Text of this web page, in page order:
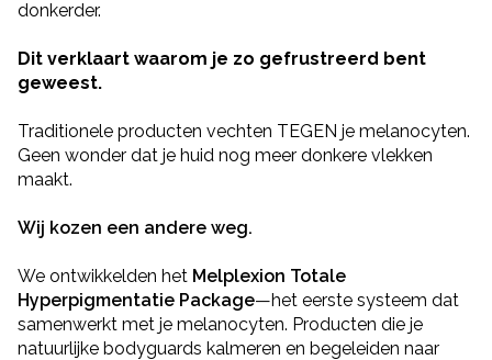
donkerder.
Dit verklaart waarom je zo gefrustreerd bent
geweest.
Traditionele producten vechten TEGEN je melanocyten.
Geen wonder dat je huid nog meer donkere vlekken
maakt.
Wij kozen een andere weg.
We ontwikkelden het Melplexion Totale
Hyperpigmentatie Package—het eerste systeem dat
samenwerkt met je melanocyten. Producten die je
natuurlijke bodyguards kalmeren en begeleiden naar